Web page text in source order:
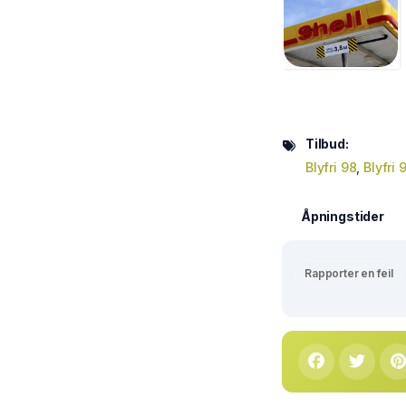
Tilbud:
Blyfri 98 Blyfri
Åpningstider
Rapporter en feil